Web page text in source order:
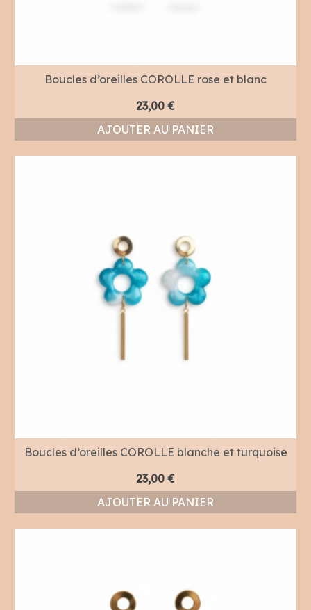
Boucles d’oreilles COROLLE rose et blanc
23,00 €
AJOUTER AU PANIER
Boucles d’oreilles COROLLE blanche et turquoise
23,00 €
AJOUTER AU PANIER